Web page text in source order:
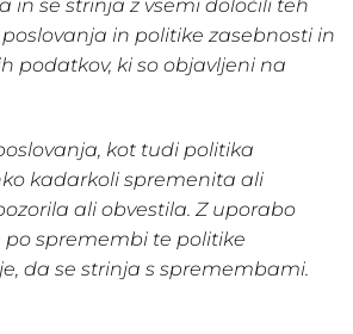
in se strinja z vsemi določili teh
in politike zasebnosti in
podatkov, ki so objavljeni na
kot tudi politika
kadarkoli spremenita ali
ali obvestila. Z uporabo
spremembi te politike
da se strinja s spremembami.